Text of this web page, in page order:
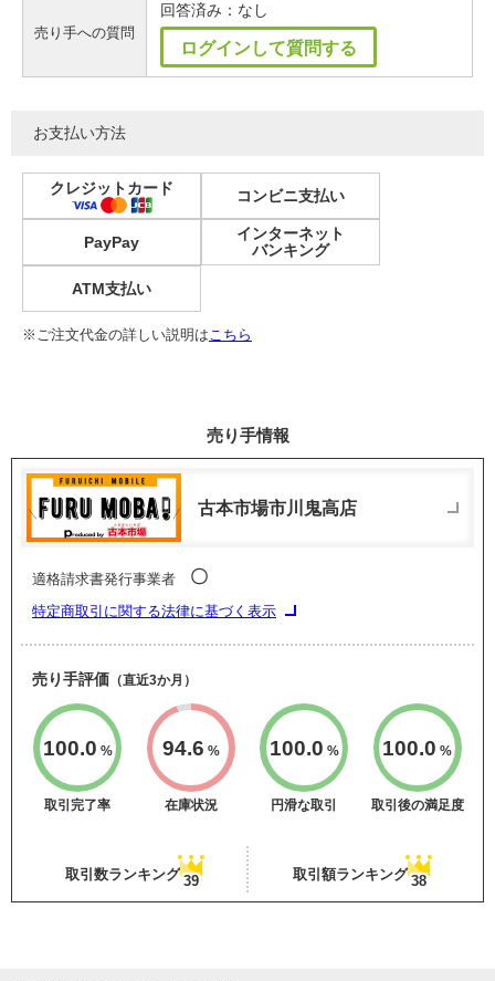
売り手への質問
回答済み：なし
ログインして質問する
お支払い方法
クレジットカード コンビニ支払い
PayPay
インターネット
バンキング
ATM支払い
※ご注文代金の詳しい説明はこちら
売り手情報
古本市場市川鬼高店
適格請求書発行事業者 〇
特定商取引に関する法律に基づく表示
売り手評価 （直近3か月）
100.0 %
取引完了率
94.6 %
在庫状況
100.0 %
円滑な取引
100.0 %
取引後の満足度
取引数ランキング 39 取引額ランキング 38